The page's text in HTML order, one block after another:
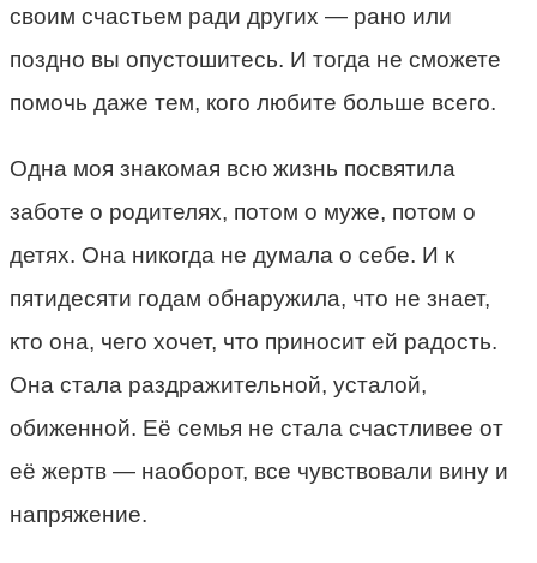
своим счастьем ради других — рано или
поздно вы опустошитесь. И тогда не сможете
помочь даже тем, кого любите больше всего.
Одна моя знакомая всю жизнь посвятила
заботе о родителях, потом о муже, потом о
детях. Она никогда не думала о себе. И к
пятидесяти годам обнаружила, что не знает,
кто она, чего хочет, что приносит ей радость.
Она стала раздражительной, усталой,
обиженной. Её семья не стала счастливее от
её жертв — наоборот, все чувствовали вину и
напряжение.